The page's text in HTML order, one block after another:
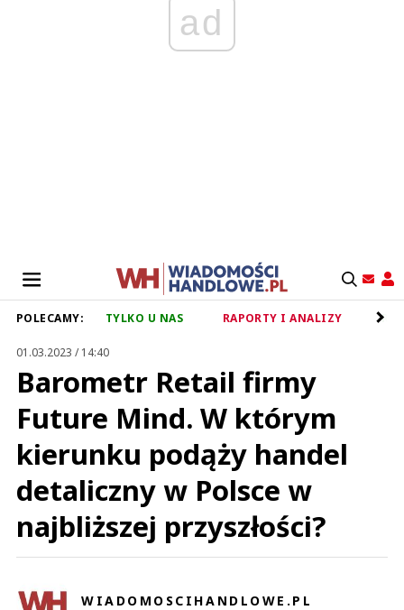
ad
POLECAMY: TYLKO U NAS RAPORTY I ANALIZY
01.03.2023 / 14:40
Barometr Retail firmy
Future Mind. W którym
kierunku podąży handel
detaliczny w Polsce w
najbliższej przyszłości?
WIADOMOSCIHANDLOWE.PL